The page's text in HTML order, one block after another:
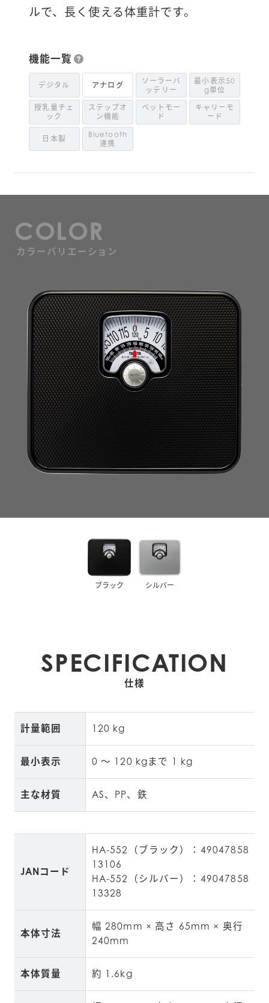
ルで、長く使える体重計です。
機能一覧
デジタル アナログ
ソーラーバ
ッテリー
最小表示50
g単位
授乳量チェ
ック
ステップオ
ン機能
ペットモー
ド
キャリーモ
ード
日本製
Bluetooth
連携
COLOR
カラーバリエーション
ブラック シルバー
SPECIFICATION
仕様
計量範囲 120 kg
最小表示 0 ～ 120 kgまで 1 kg
主な材質 AS、PP、鉄
JANコード
HA-552（ブラック）：49047858
13106
HA-552（シルバー）：49047858
13328
本体寸法
幅 280mm × 高さ 65mm × 奥行
240mm
本体質量 約 1.6kg